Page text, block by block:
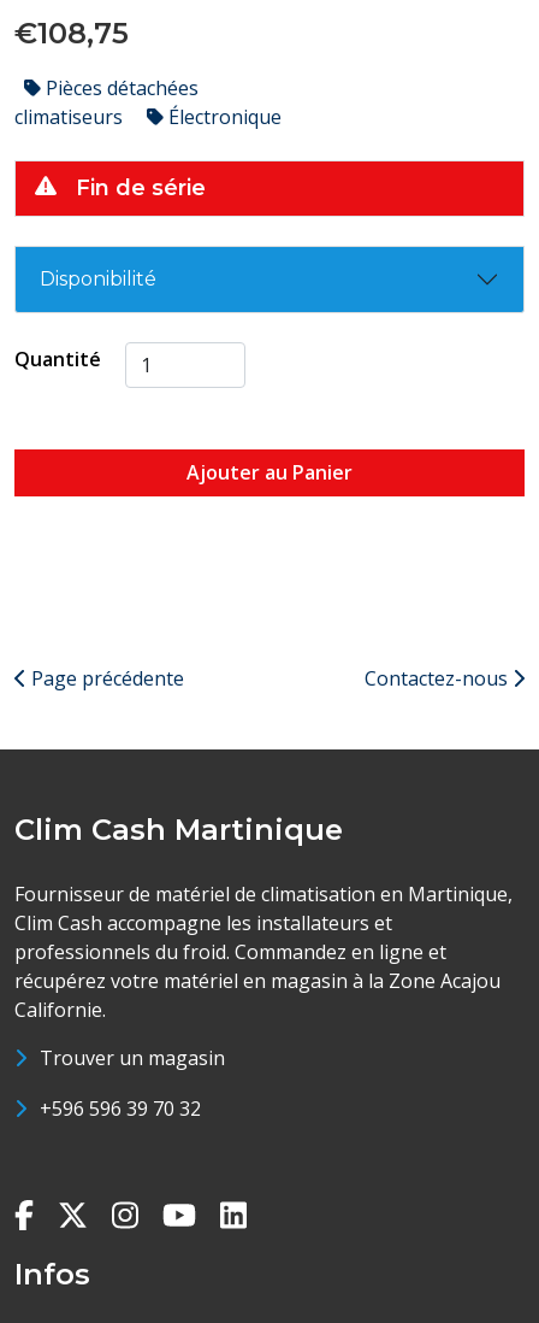
€108,75
Pièces détachées
climatiseurs
Électronique
Fin de série
Disponibilité
Quantité
Ajouter au Panier
Page précédente Contactez-nous
Clim Cash Martinique
Fournisseur de matériel de climatisation en Martinique,
Clim Cash accompagne les installateurs et
professionnels du froid. Commandez en ligne et
récupérez votre matériel en magasin à la Zone Acajou
Californie.
Trouver un magasin
+596 596 39 70 32
Infos